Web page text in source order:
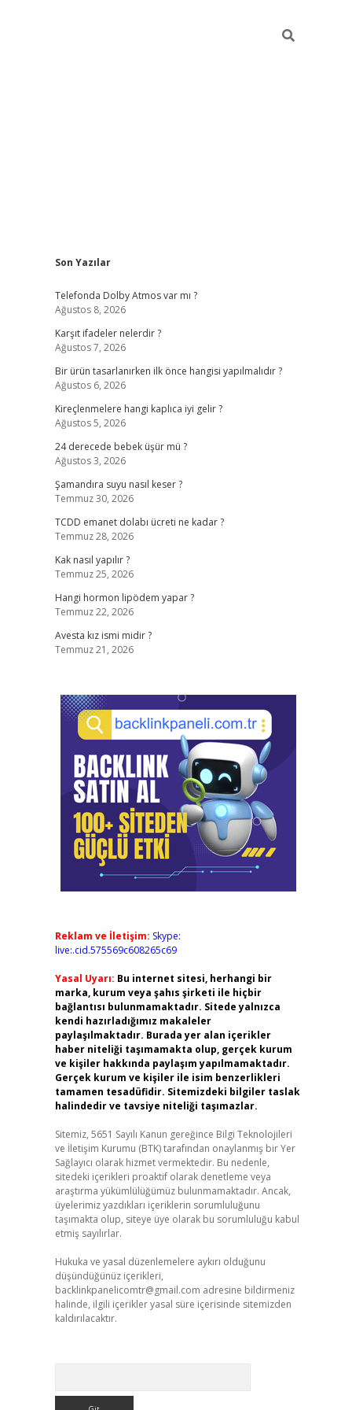
Sidebar
Son Yazılar
Telefonda Dolby Atmos var mı ?
Ağustos 8, 2026
Karşıt ifadeler nelerdir ?
Ağustos 7, 2026
Bir ürün tasarlanırken ilk önce hangisi yapılmalıdır ?
Ağustos 6, 2026
Kireçlenmelere hangi kaplıca iyi gelir ?
Ağustos 5, 2026
24 derecede bebek üşür mü ?
Ağustos 3, 2026
Şamandıra suyu nasıl keser ?
Temmuz 30, 2026
TCDD emanet dolabı ücreti ne kadar ?
Temmuz 28, 2026
Kak nasıl yapılır ?
Temmuz 25, 2026
Hangi hormon lipödem yapar ?
Temmuz 22, 2026
Avesta kız ismi midir ?
Temmuz 21, 2026
Reklam ve İletişim: Skype:
live:.cid.575569c608265c69
Yasal Uyarı: Bu internet sitesi, herhangi bir
marka, kurum veya şahıs şirketi ile hiçbir
bağlantısı bulunmamaktadır. Sitede yalnızca
kendi hazırladığımız makaleler
paylaşılmaktadır. Burada yer alan içerikler
haber niteliği taşımamakta olup, gerçek kurum
ve kişiler hakkında paylaşım yapılmamaktadır.
Gerçek kurum ve kişiler ile isim benzerlikleri
tamamen tesadüfidir. Sitemizdeki bilgiler taslak
halindedir ve tavsiye niteliği taşımazlar.
Sitemiz, 5651 Sayılı Kanun gereğince Bilgi Teknolojileri
ve İletişim Kurumu (BTK) tarafından onaylanmış bir Yer
Sağlayıcı olarak hizmet vermektedir. Bu nedenle,
sitedeki içerikleri proaktif olarak denetleme veya
araştırma yükümlülüğümüz bulunmamaktadır. Ancak,
üyelerimiz yazdıkları içeriklerin sorumluluğunu
taşımakta olup, siteye üye olarak bu sorumluluğu kabul
etmiş sayılırlar.
Hukuka ve yasal düzenlemelere aykırı olduğunu
düşündüğünüz içerikleri,
backlinkpanelicomtr@gmail.com adresine bildirmeniz
halinde, ilgili içerikler yasal süre içerisinde sitemizden
kaldırılacaktır.